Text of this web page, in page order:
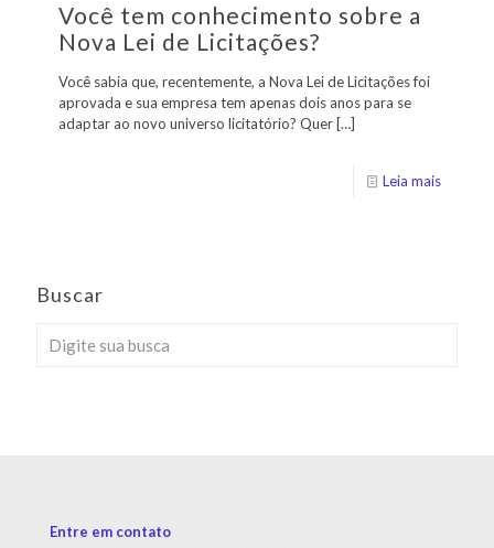
Você tem conhecimento sobre a
Nova Lei de Licitações?
Você sabia que, recentemente, a Nova Lei de Licitações foi
aprovada e sua empresa tem apenas dois anos para se
adaptar ao novo universo licitatório? Quer […]
Leia mais
Buscar
Entre em contato